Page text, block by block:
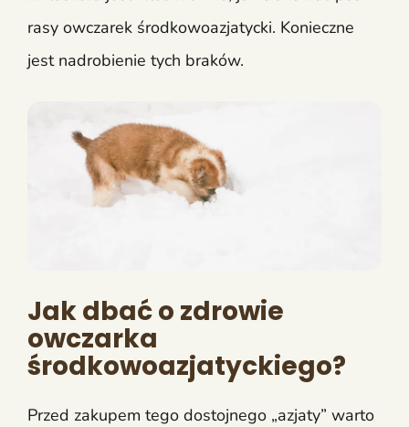
rasy owczarek środkowoazjatycki. Konieczne
jest nadrobienie tych braków.
Jak dbać o zdrowie
owczarka
środkowoazjatyckiego?
Przed zakupem tego dostojnego „azjaty” warto